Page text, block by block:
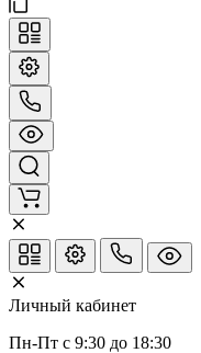
Личный кабинет
Пн-Пт с 9:30 до 18:30